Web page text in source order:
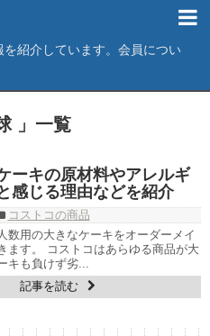
紹介しています。会員につい
」一覧
ーキの原材料やアレルギ
感じる理由などを紹介
コストコの商品
数用の大きなケーキをオーダーメイ
ます。 コストコはあらゆる商品が大
キも負けず劣...
記事を読む